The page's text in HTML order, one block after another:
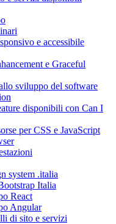
e accessibile
e Graceful
sviluppo del software
disponibili con Can I
per CSS e JavaScript
system .italia
Italia
React
Angular
di sito e servizi